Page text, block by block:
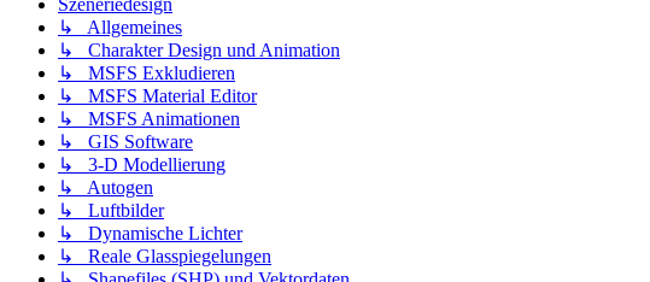
↳ Allgemeines
↳ Charakter Design und Animation
↳ MSFS Exkludieren
↳ MSFS Material Editor
↳ MSFS Animationen
↳ GIS Software
↳ 3-D Modellierung
↳ Autogen
↳ Luftbilder
↳ Dynamische Lichter
↳ Reale Glasspiegelungen